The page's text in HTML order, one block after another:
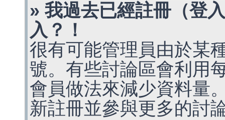
» 我過去已經註冊（登
入？！
很有可能管理員由於某
號。有些討論區會利用
會員做法來減少資料量
新註冊並參與更多的討